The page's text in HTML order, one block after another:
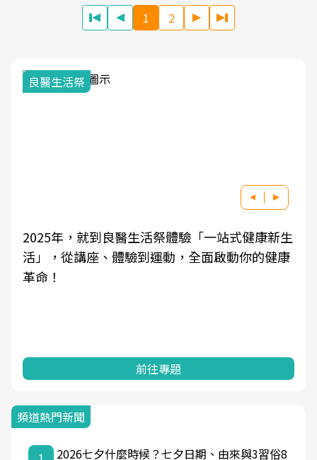
1 2
我與健康韌性的距離
良醫健康網從「換季的身體變化」出發，透過醫
學觀點與日常感受的對話，建立對亞健康的認
知，進而引導實際的改善行動。
前往專題
頻道熱門新聞
2026七夕什麼時候？七夕日期、由來與3習俗8